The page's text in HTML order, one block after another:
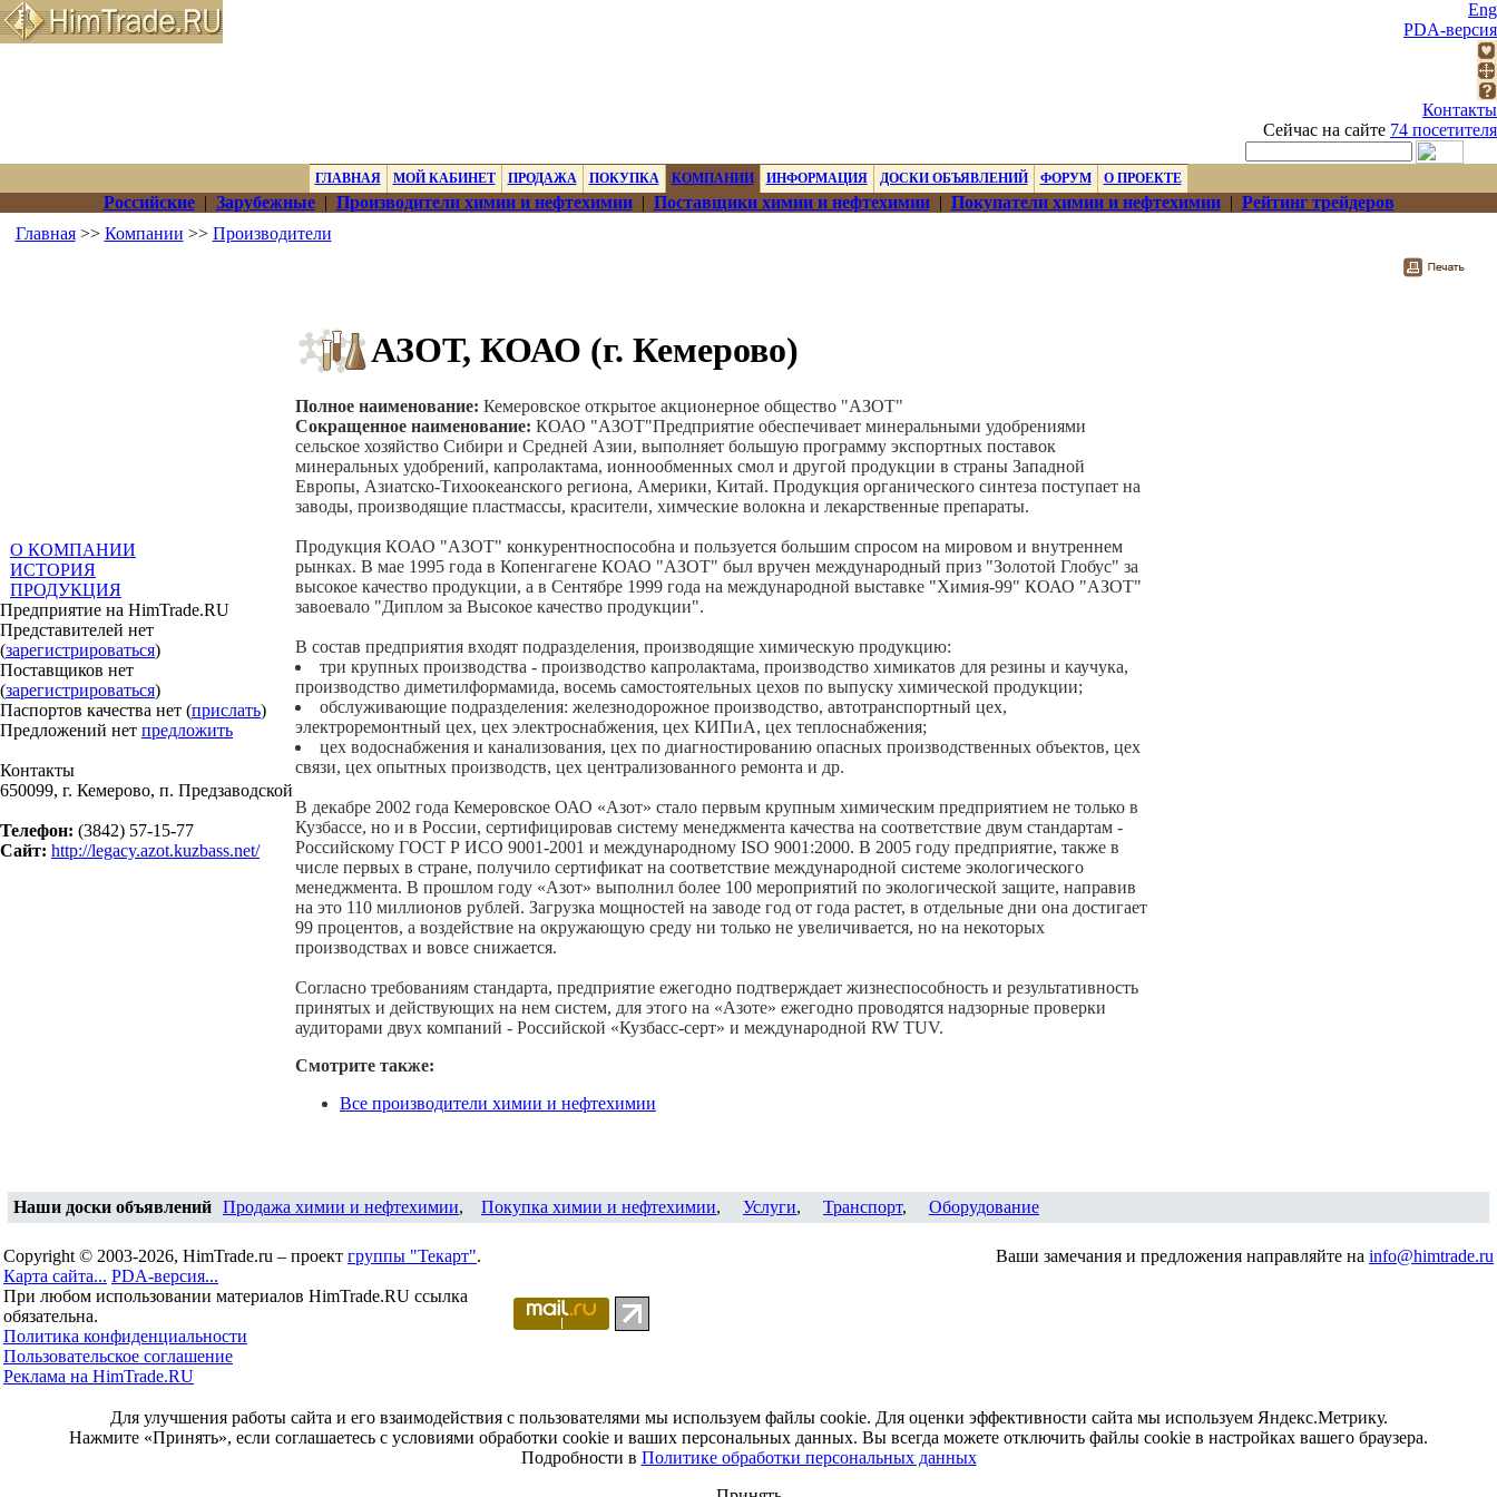
Eng
PDA-версия
Контакты
Сейчас на сайте 74 посетителя
ГЛАВНАЯ МОЙ КАБИНЕТ ПРОДАЖА ПОКУПКА КОМПАНИИ ИНФОРМАЦИЯ ДОСКИ ОБЪЯВЛЕНИЙ ФОРУМ О ПРОЕКТЕ
Российские| Зарубежные| Производители химии и нефтехимии| Поставщики химии и нефтехимии| Покупатели химии и нефтехимии| Рейтинг трейдеров
Главная>> Компании >> Производители
О КОМПАНИИ
ИСТОРИЯ
ПРОДУКЦИЯ
Предприятие на HimTrade.RU
Представителей нет
(зарегистрироваться)
Поставщиков нет
(зарегистрироваться)
Паспортов качества нет (прислать)
Предложений нет предложить
Контакты
650099, г. Кемерово, п. Предзаводской
Телефон: (3842) 57-15-77
Сайт: http://legacy.azot.kuzbass.net/
АЗОТ, КОАО (г. Кемерово)
Полное наименование: Кемеровское открытое акционерное общество "АЗОТ"
Сокращенное наименование: КОАО "АЗОТ"Предприятие обеспечивает минеральными удобрениями
сельское хозяйство Сибири и Средней Азии, выполняет большую программу экспортных поставок
минеральных удобрений, капролактама, ионнообменных смол и другой продукции в страны Западной
Европы, Азиатско-Тихоокеанского региона, Америки, Китай. Продукция органического синтеза поступает на
заводы, производящие пластмассы, красители, химческие волокна и лекарственные препараты.
Продукция КОАО "АЗОТ" конкурентноспособна и пользуется большим спросом на мировом и внутреннем
рынках. В мае 1995 года в Копенгагене КОАО "АЗОТ" был вручен международный приз "Золотой Глобус" за
высокое качество продукции, а в Сентябре 1999 года на международной выставке "Химия-99" КОАО "АЗОТ"
завоевало "Диплом за Высокое качество продукции".
В состав предприятия входят подразделения, производящие химическую продукцию:
три крупных производства - производство капролактама, производство химикатов для резины и каучука,
производство диметилформамида, восемь самостоятельных цехов по выпуску химической продукции;
обслуживающие подразделения: железнодорожное производство, автотранспортный цех,
электроремонтный цех, цех электроснабжения, цех КИПиА, цех теплоснабжения;
цех водоснабжения и канализования, цех по диагностированию опасных производственных объектов, цех
связи, цех опытных производств, цех централизованного ремонта и др.
В декабре 2002 года Кемеровское ОАО «Азот» стало первым крупным химическим предприятием не только в
Кузбассе, но и в России, сертифицировав систему менеджмента качества на соответствие двум стандартам -
Российскому ГОСТ Р ИСО 9001-2001 и международному ISO 9001:2000. В 2005 году предприятие, также в
числе первых в стране, получило сертификат на соответствие международной системе экологического
менеджмента. В прошлом году «Азот» выполнил более 100 мероприятий по экологической защите, направив
на это 110 миллионов рублей. Загрузка мощностей на заводе год от года растет, в отдельные дни она достигает
99 процентов, а воздействие на окружающую среду ни только не увеличивается, но на некоторых
производствах и вовсе снижается.
Согласно требованиям стандарта, предприятие ежегодно подтверждает жизнеспособность и результативность
принятых и действующих на нем систем, для этого на «Азоте» ежегодно проводятся надзорные проверки
аудиторами двух компаний - Российской «Кузбасс-серт» и международной RW TUV.
Смотрите также:
Все производители химии и нефтехимии
Наши доски объявлений Продажа химии и нефтехимии, Покупка химии и нефтехимии, Услуги, Транспорт, Оборудование
Copyright © 2003-2026, HimTrade.ru – проект группы "Текарт".
Карта сайта... PDA-версия...
При любом использовании материалов HimTrade.RU ссылка
обязательна.
Политика конфиденциальности
Пользовательское соглашение
Реклама на HimTrade.RU
Ваши замечания и предложения направляйте на info@himtrade.ru
Для улучшения работы сайта и его взаимодействия с пользователями мы используем файлы cookie. Для оценки эффективности сайта мы используем Яндекс.Метрику.
Нажмите «Принять», если соглашаетесь с условиями обработки cookie и ваших персональных данных. Вы всегда можете отключить файлы cookie в настройках вашего браузера.
Подробности в Политике обработки персональных данных